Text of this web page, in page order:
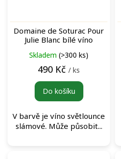
Domaine de Soturac Pour
Julie Blanc bílé víno
Skladem (>300 ks)
490 Kč / ks
Do košíku
V barvě je víno světlounce
slámové. Může působit...